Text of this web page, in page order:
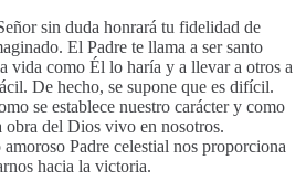
sin duda honrará tu fidelidad de
El Padre te llama a ser santo
vida como Él lo haría y a llevar a otros a
De hecho, se supone que es difícil.
se establece nuestro carácter y como
obra del Dios vivo en nosotros.
Padre celestial nos proporciona
hacia la victoria.